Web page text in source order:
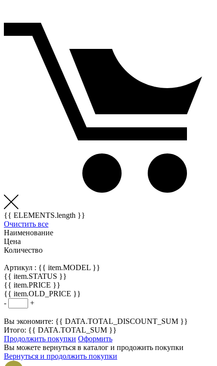
{{ ELEMENTS.length }}
Очистить все
Наименование
Цена
Количество
Артикул : {{ item.MODEL }}
{{ item.STATUS }}
{{ item.PRICE }}
{{ item.OLD_PRICE }}
-
+
Вы экономите: {{ DATA.TOTAL_DISCOUNT_SUM }}
Итого: {{ DATA.TOTAL_SUM }}
Продолжить покупки Оформить
Вы можете вернуться в каталог и продожить покупки
Вернуться и продолжить покупки